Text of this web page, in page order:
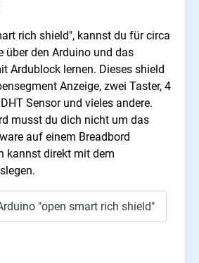
rich shield", kannst du für circa
über den Arduino und das
Ardublock lernen. Dieses shield
Anzeige, zwei Taster, 4
Sensor und vieles andere.
musst du dich nicht um das
auf einem Breadbord
kannst direkt mit dem
"open smart rich shield"